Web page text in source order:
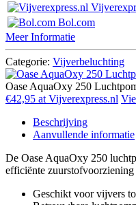
Bol.com
Meer Informatie
Categorie: Vijverbeluchting
Oase AquaOxy 250
€42,95 at Vijverexpress.nl
Beschrijving
Aanvullende informatie
De Oase AquaOxy 250
efficiënte
Geschikt voor vijvers